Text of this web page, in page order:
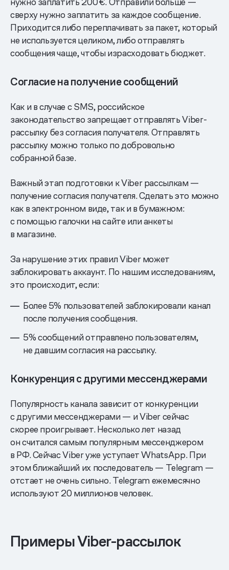
сверху нужно заплатить за каждое сообщение.
Приходится либо переплачивать за пакет, который
не используется целиком, либо отправлять
сообщения чаще, чтобы израсходовать бюджет.
Согласие на получение сообщений
Как и в случае с SMS, российское
законодательство запрещает отправлять Viber-
рассылку без согласия получателя. Отправлять
рассылку можно только по добровольно
собранной базе.
Важный этап подготовки к Viber рассылкам —
получение согласия получателя. Сделать это можно
как в электронном виде, так и в бумажном:
с помощью галочки на сайте или анкеты
в магазине.
За нарушение этих правил Viber может
заблокировать аккаунт. По нашим исследованиям,
это происходит, если:
Более 5% пользователей заблокировали канал
после получения сообщения.
5% сообщений отправлено пользователям,
не давшим согласия на рассылку.
Конкуренция с другими мессенджерами
Популярность канала зависит от конкуренции
с другими мессенджерами — и Viber сейчас
скорее проигрывает. Несколько лет назад
он считался самым популярным мессенджером
в РФ. Сейчас Viber уже уступает WhatsApp. При
этом ближайший их последователь — Telegram —
отстает не очень сильно. Telegram ежемесячно
используют 20 миллионов человек.
Примеры Viber-рассылок